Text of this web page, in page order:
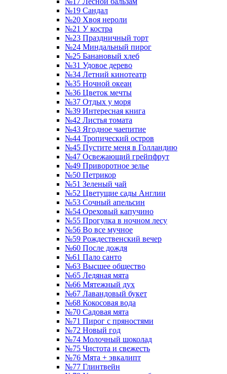
№19 Сандал
№20 Хвоя нероли
№21 У костра
№23 Праздничный торт
№24 Миндальный пирог
№25 Банановый хлеб
№31 Удовое дерево
№34 Летний кинотеатр
№35 Ночной океан
№36 Цветок мечты
№37 Отдых у моря
№39 Интересная книга
№42 Листья томата
№43 Ягодное чаепитие
№44 Тропический остров
№45 Пустите меня в Голландию
№47 Освежающий грейпфрут
№49 Приворотное зелье
№50 Петрикор
№51 Зеленый чай
№52 Цветущие сады Англии
№53 Сочный апельсин
№54 Ореховый капучино
№55 Прогулка в ночном лесу
№56 Во все мучное
№59 Рождественский вечер
№60 После дождя
№61 Пало санто
№63 Высшее общество
№65 Ледяная мята
№66 Мятежный дух
№67 Лавандовый букет
№68 Кокосовая вода
№70 Садовая мята
№71 Пирог с пряностями
№72 Новый год
№74 Молочный шоколад
№75 Чистота и свежесть
№76 Мята + эвкалипт
№77 Глинтвейн